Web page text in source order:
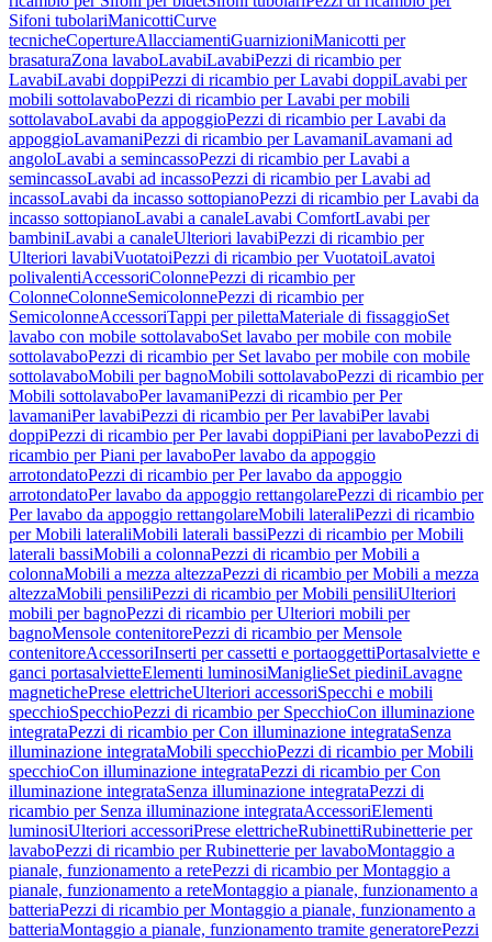
Sifoni tubolariManicottiCurve
tecnicheCopertureAllacciamentiGuarnizioniManicotti per
brasaturaZona lavaboLavabiLavabiPezzi di ricambio per
LavabiLavabi doppiPezzi di ricambio per Lavabi doppiLavabi per
mobili sottolavaboPezzi di ricambio per Lavabi per mobili
sottolavaboLavabi da appoggioPezzi di ricambio per Lavabi da
appoggioLavamaniPezzi di ricambio per LavamaniLavamani ad
angoloLavabi a semincassoPezzi di ricambio per Lavabi a
semincassoLavabi ad incassoPezzi di ricambio per Lavabi ad
incassoLavabi da incasso sottopianoPezzi di ricambio per Lavabi da
incasso sottopianoLavabi a canaleLavabi ComfortLavabi per
bambiniLavabi a canaleUlteriori lavabiPezzi di ricambio per
Ulteriori lavabiVuotatoiPezzi di ricambio per VuotatoiLavatoi
polivalentiAccessoriColonnePezzi di ricambio per
ColonneColonneSemicolonnePezzi di ricambio per
SemicolonneAccessoriTappi per pilettaMateriale di fissaggioSet
lavabo con mobile sottolavaboSet lavabo per mobile con mobile
sottolavaboPezzi di ricambio per Set lavabo per mobile con mobile
sottolavaboMobili per bagnoMobili sottolavaboPezzi di ricambio per
Mobili sottolavaboPer lavamaniPezzi di ricambio per Per
lavamaniPer lavabiPezzi di ricambio per Per lavabiPer lavabi
doppiPezzi di ricambio per Per lavabi doppiPiani per lavaboPezzi di
ricambio per Piani per lavaboPer lavabo da appoggio
arrotondatoPezzi di ricambio per Per lavabo da appoggio
arrotondatoPer lavabo da appoggio rettangolarePezzi di ricambio per
Per lavabo da appoggio rettangolareMobili lateraliPezzi di ricambio
per Mobili lateraliMobili laterali bassiPezzi di ricambio per Mobili
laterali bassiMobili a colonnaPezzi di ricambio per Mobili a
colonnaMobili a mezza altezzaPezzi di ricambio per Mobili a mezza
altezzaMobili pensiliPezzi di ricambio per Mobili pensiliUlteriori
mobili per bagnoPezzi di ricambio per Ulteriori mobili per
bagnoMensole contenitorePezzi di ricambio per Mensole
contenitoreAccessoriInserti per cassetti e portaoggettiPortasalviette e
ganci portasalvietteElementi luminosiManiglieSet piediniLavagne
magnetichePrese elettricheUlteriori accessoriSpecchi e mobili
specchioSpecchioPezzi di ricambio per SpecchioCon illuminazione
integrataPezzi di ricambio per Con illuminazione integrataSenza
illuminazione integrataMobili specchioPezzi di ricambio per Mobili
specchioCon illuminazione integrataPezzi di ricambio per Con
illuminazione integrataSenza illuminazione integrataPezzi di
ricambio per Senza illuminazione integrataAccessoriElementi
luminosiUlteriori accessoriPrese elettricheRubinettiRubinetterie per
lavaboPezzi di ricambio per Rubinetterie per lavaboMontaggio a
pianale, funzionamento a retePezzi di ricambio per Montaggio a
pianale, funzionamento a reteMontaggio a pianale, funzionamento a
batteriaPezzi di ricambio per Montaggio a pianale, funzionamento a
batteriaMontaggio a pianale, funzionamento tramite generatorePezzi